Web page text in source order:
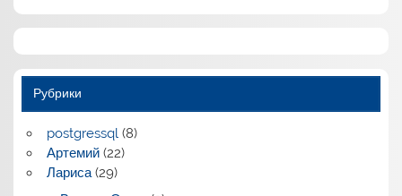
Рубрики
postgressql(8)
Артемий(22)
Лариса(29)